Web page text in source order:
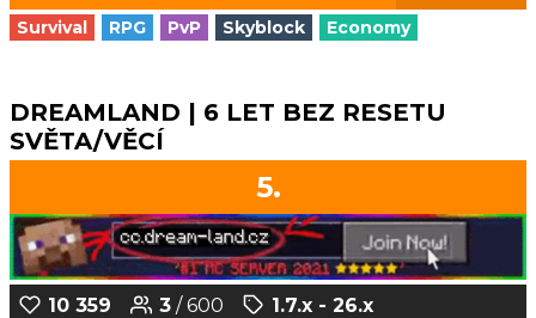
Survival RPG PvP Skyblock Economy
DREAMLAND | 6 LET BEZ RESETU
SVĚTA/VĚCÍ
5.
10 359 3 / 600
1.7.x - 26.x